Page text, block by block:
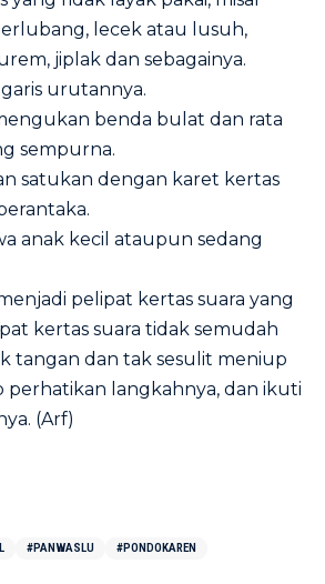
lecek atau lusuh,
jiplak dan sebagainya.
urutannya.
benda bulat dan rata
sempurna.
satukan dengan karet kertas
anak kecil ataupun sedang
pelipat kertas suara yang
kertas suara tidak semudah
tangan dan tak sesulit meniup
perhatikan langkahnya, dan ikuti
(Arf)
#PANWASLU
#PONDOKAREN